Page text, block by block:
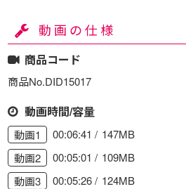
動画の仕様
商品コード
商品No.DID15017
動画時間/容量
動画1 00:06:41
147MB
動画2
00:05:01
109MB
動画3
00:05:26
124MB